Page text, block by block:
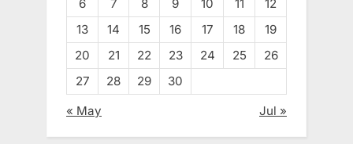
6
7 8 9 10 11
12
13
14 15 16 17 18
19
20
21 22 23 24 25
26
27
28 29
30
« May
Jul »